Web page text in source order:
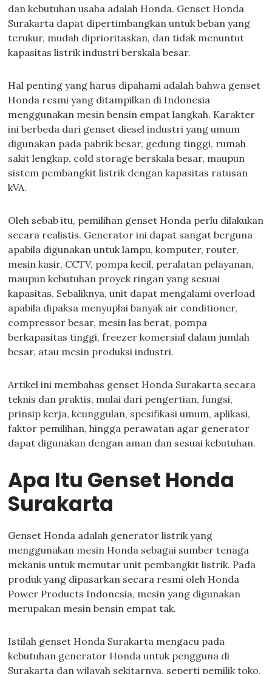
dan kebutuhan usaha adalah Honda. Genset Honda
Surakarta dapat dipertimbangkan untuk beban yang
terukur, mudah diprioritaskan, dan tidak menuntut
kapasitas listrik industri berskala besar.
Hal penting yang harus dipahami adalah bahwa genset
Honda resmi yang ditampilkan di Indonesia
menggunakan mesin bensin empat langkah. Karakter
ini berbeda dari genset diesel industri yang umum
digunakan pada pabrik besar, gedung tinggi, rumah
sakit lengkap, cold storage berskala besar, maupun
sistem pembangkit listrik dengan kapasitas ratusan
kVA.
Oleh sebab itu, pemilihan genset Honda perlu dilakukan
secara realistis. Generator ini dapat sangat berguna
apabila digunakan untuk lampu, komputer, router,
mesin kasir, CCTV, pompa kecil, peralatan pelayanan,
maupun kebutuhan proyek ringan yang sesuai
kapasitas. Sebaliknya, unit dapat mengalami overload
apabila dipaksa menyuplai banyak air conditioner,
compressor besar, mesin las berat, pompa
berkapasitas tinggi, freezer komersial dalam jumlah
besar, atau mesin produksi industri.
Artikel ini membahas genset Honda Surakarta secara
teknis dan praktis, mulai dari pengertian, fungsi,
prinsip kerja, keunggulan, spesifikasi umum, aplikasi,
faktor pemilihan, hingga perawatan agar generator
dapat digunakan dengan aman dan sesuai kebutuhan.
Apa Itu Genset Honda
Surakarta
Genset Honda adalah generator listrik yang
menggunakan mesin Honda sebagai sumber tenaga
mekanis untuk memutar unit pembangkit listrik. Pada
produk yang dipasarkan secara resmi oleh Honda
Power Products Indonesia, mesin yang digunakan
merupakan mesin bensin empat tak.
Istilah genset Honda Surakarta mengacu pada
kebutuhan generator Honda untuk pengguna di
Surakarta dan wilayah sekitarnya, seperti pemilik toko,